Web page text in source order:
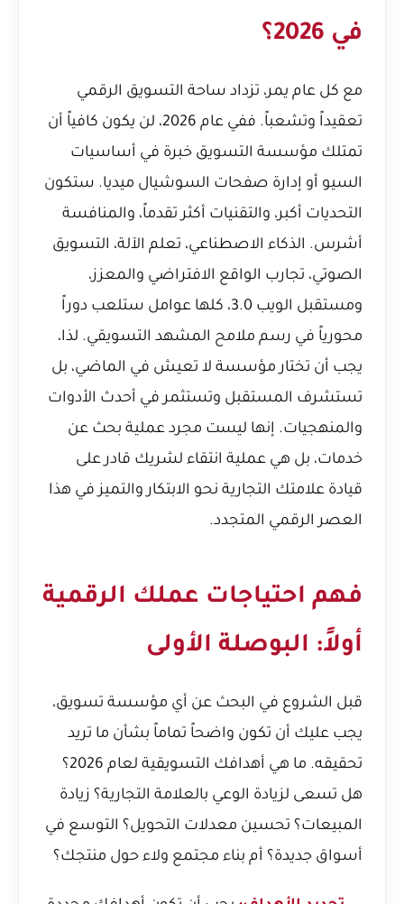
في 2026؟
مع كل عام يمر، تزداد ساحة التسويق الرقمي
تعقيداً وتشعباً. ففي عام 2026، لن يكون كافياً أن
تمتلك مؤسسة التسويق خبرة في أساسيات
السيو أو إدارة صفحات السوشيال ميديا. ستكون
التحديات أكبر، والتقنيات أكثر تقدماً، والمنافسة
أشرس. الذكاء الاصطناعي، تعلم الآلة، التسويق
الصوتي، تجارب الواقع الافتراضي والمعزز،
ومستقبل الويب 3.0، كلها عوامل ستلعب دوراً
محورياً في رسم ملامح المشهد التسويقي. لذا،
يجب أن تختار مؤسسة لا تعيش في الماضي، بل
تستشرف المستقبل وتستثمر في أحدث الأدوات
والمنهجيات. إنها ليست مجرد عملية بحث عن
خدمات، بل هي عملية انتقاء لشريك قادر على
قيادة علامتك التجارية نحو الابتكار والتميز في هذا
العصر الرقمي المتجدد.
فهم احتياجات عملك الرقمية
أولاً: البوصلة الأولى
قبل الشروع في البحث عن أي مؤسسة تسويق،
يجب عليك أن تكون واضحاً تماماً بشأن ما تريد
تحقيقه. ما هي أهدافك التسويقية لعام 2026؟
هل تسعى لزيادة الوعي بالعلامة التجارية؟ زيادة
المبيعات؟ تحسين معدلات التحويل؟ التوسع في
أسواق جديدة؟ أم بناء مجتمع ولاء حول منتجك؟